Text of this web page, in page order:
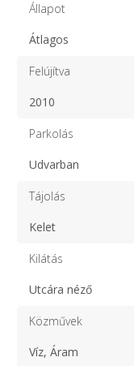
Állapot
Átlagos
Felújítva
2010
Parkolás
Udvarban
Tájolás
Kelet
Kilátás
Utcára néző
Közművek
Víz, Áram